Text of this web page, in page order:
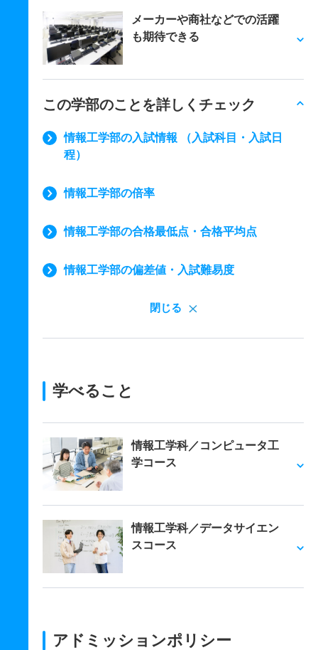
メーカーや商社などでの活躍
も期待できる
この学部のことを詳しくチェック
情報工学部の入試情報 （入試科目・入試日
程）
情報工学部の倍率
情報工学部の合格最低点・合格平均点
情報工学部の偏差値・入試難易度
閉じる
学べること
情報工学科／コンピュータ工
学コース
情報工学科／データサイエン
スコース
アドミッションポリシー